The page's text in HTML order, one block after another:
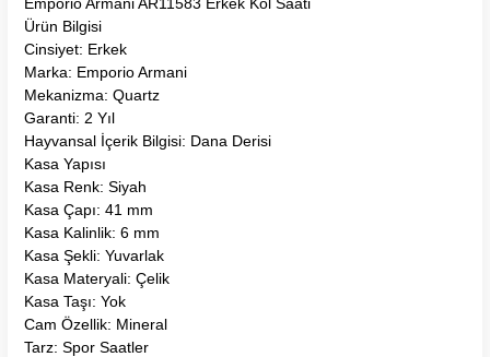
Ürün Bilgisi
Cinsiyet: Erkek
Marka: Emporio Armani
Mekanizma: Quartz
Garanti: 2 Yıl
Hayvansal İçerik Bilgisi: Dana Derisi
Kasa Yapısı
Kasa Renk: Siyah
Kasa Çapı: 41 mm
Kasa Kalinlik: 6 mm
Kasa Şekli: Yuvarlak
Kasa Materyali: Çelik
Kasa Taşı: Yok
Cam Özellik: Mineral
Tarz: Spor Saatler